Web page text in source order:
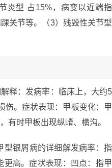
炎型 占15%，病变以近端指
关节等。（3）残毁性关节型
释：发病率：临床上，大约5
伤。症状表现：甲板变化：甲
有时甲板出现纵嵴、横沟。
型银屑病的详细解发病率：指
高。症状表现：凹点：指甲